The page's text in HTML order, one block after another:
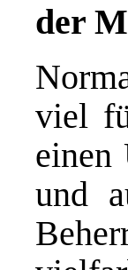
der
viel
einen
und